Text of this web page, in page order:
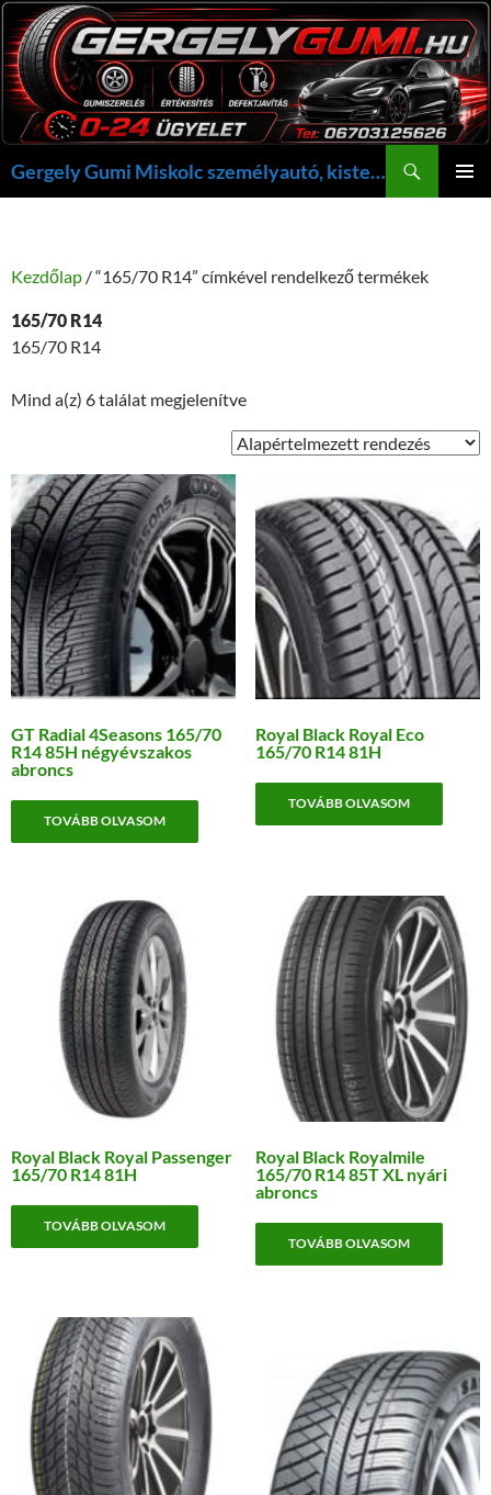
Kilépés
a
tartalomba
Gergely Gumi Miskolc személyautó, kisteherautó gumi szerelés javítás +36703125626 NON-STOP ügyelet, gergelygumi@gergelygumi.hu
Kezdőlap / “165/70 R14” címkével rendelkező termékek
165/70 R14
165/70 R14
Mind a(z) 6 találat megjelenítve
GT Radial 4Seasons 165/70
R14 85H négyévszakos
abroncs
TOVÁBB OLVASOM
Royal Black Royal Eco
165/70 R14 81H
TOVÁBB OLVASOM
Royal Black Royal Passenger
165/70 R14 81H
TOVÁBB OLVASOM
Royal Black Royalmile
165/70 R14 85T XL nyári
abroncs
TOVÁBB OLVASOM